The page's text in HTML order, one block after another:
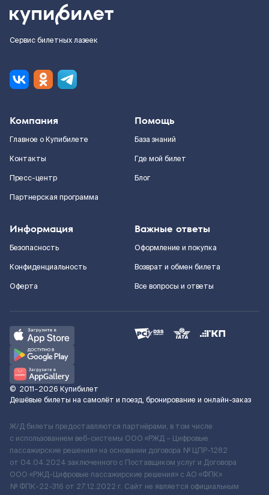
Сервис билетных лазеек
Компания
Главное о Купибилете
Контакты
Пресс-центр
Партнерская программа
Помощь
База знаний
Где мой билет
Блог
Информация
Безопасность
Конфиденциальность
Оферта
Важные ответы
Оформление и покупка
Возврат и обмен билета
Все вопросы и ответы
© 2011–2026 Купибилет
Дешёвые билеты на самолёт и поезд, бронирование и онлайн-заказ
Ж/Д билеты предоставляются партнёрами, в том числе
с использованием веб-системы ООО «РЖД – Цифровые
пассажирские решения» на основании договора № ЦПР-1282
от 04.04.2024 заключенного с Поставщиком услуг и Договора
ООО «РЖД-Цифровые пассажирские решения» c АО «ФПК»
№ ФПК-22-316 от 27.12.2022 г. Сайт не является официальным